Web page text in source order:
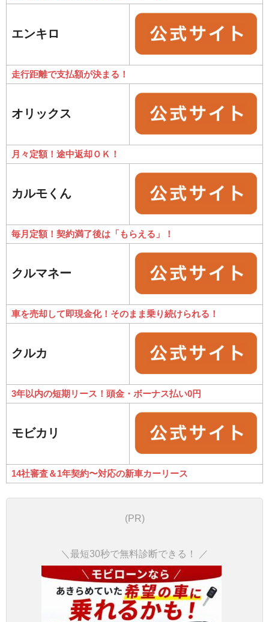
エンキロ
走行距離で支払額が決まる！
オリックス
月々定額！途中返却ＯＫ！
カルモくん
毎月定額！契約満了後は「もらえる」！
クルマネー
車を売却して即現金化！そのまま乗り続けられる！
クルカ
3年以内の短期リース！頭金・ボーナス払い0円
モビカリ
14社審査＆1年契約〜対応の新車カーリース
(PR)
＼最短30秒で無料診断できる！ ／